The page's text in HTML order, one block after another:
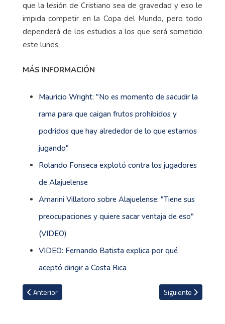
que la lesión de Cristiano sea de gravedad y eso le
impida competir en la Copa del Mundo, pero todo
dependerá de los estudios a los que será sometido
este lunes.
MÁS INFORMACIÓN
Mauricio Wright: "No es momento de sacudir la
rama para que caigan frutos prohibidos y
podridos que hay alrededor de lo que estamos
jugando"
Rolando Fonseca explotó contra los jugadores
de Alajuelense
Amarini Villatoro sobre Alajuelense: "Tiene sus
preocupaciones y quiere sacar ventaja de eso"
(VIDEO)
VIDEO: Fernando Batista explica por qué
aceptó dirigir a Costa Rica
Artículo anterior: El país de la Concacaf que probará la 'Ley
Anterior Artículo siguiente:
Siguiente